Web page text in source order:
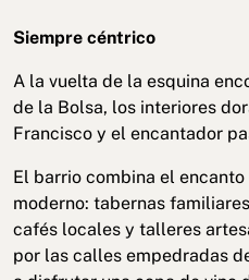
Siempre céntrico
A la vuelta de la esquina
de la Bolsa, los interiores
Francisco y el encantador
El barrio combina el
moderno: tabernas
cafés locales y talleres
por las calles empedradas